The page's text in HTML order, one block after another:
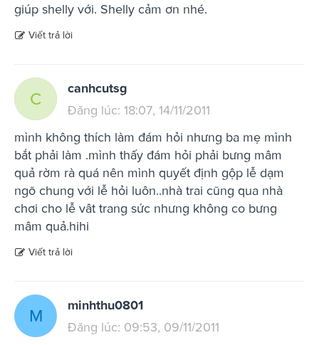
giúp shelly với. Shelly cảm ơn nhé.
Viết trả lời
C
canhcutsg
Đăng lúc: 18:07, 14/11/2011
mình không thích làm đám hỏi nhưng ba mẹ mình
bắt phải làm .mình thấy đám hỏi phải bưng mâm
quả rờm rà quá nên mình quyết định gộp lễ dạm
ngõ chung với lễ hỏi luôn..nhà trai cũng qua nhà
chơi cho lễ vât trang sức nhưng không co bưng
mâm quả.hihi
Viết trả lời
M
minhthu0801
Đăng lúc: 09:53, 09/11/2011